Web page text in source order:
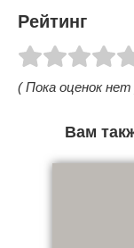
Рейтинг
( Пока оценок нет
Вам